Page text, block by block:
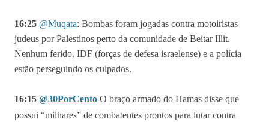
16:25 @Muqata: Bombas foram jogadas contra motoiristas
judeus por Palestinos perto da comunidade de Beitar Illit.
Nenhum ferido. IDF (forças de defesa israelense) e a polícia
estão perseguindo os culpados.
16:15 @30PorCento O braço armado do Hamas disse que
possui “milhares” de combatentes prontos para lutar contra